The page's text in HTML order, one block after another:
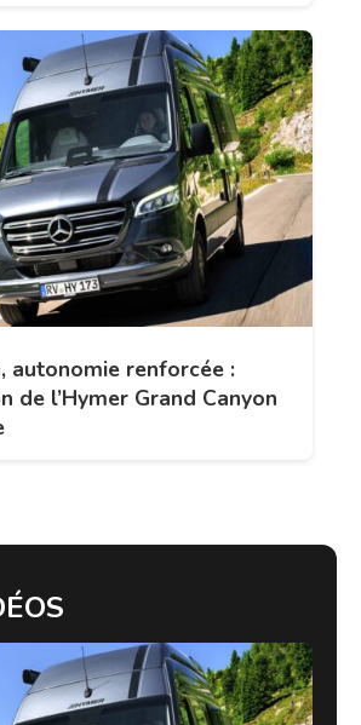
autonomie renforcée :
de l’Hymer Grand Canyon